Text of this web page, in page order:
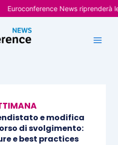
News riprenderà le
e modifica
di svolgimento:
e best practices